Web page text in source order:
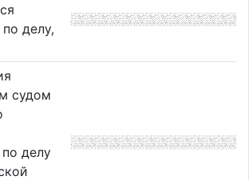
делу,
судом
делу